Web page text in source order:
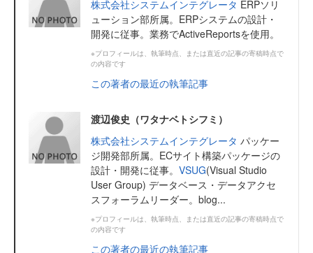
株式会社システムインテグレータ ERPソリ
ューション部所属。ERPシステムの設計・
開発に従事。業務でActiveReportsを使用。
※プロフィールは、執筆時点、または直近の記事の寄稿時点で
の内容です
この著者の最近の執筆記事
渡辺俊史（ワタナベトシフミ）
株式会社システムインテグレータ パッケー
ジ開発部所属。ECサイト構築パッケージの
設計・開発に従事。 VSUG(Visual Studio
User Group) データベース・データアクセ
スフォーラムリーダー。blog...
※プロフィールは、執筆時点、または直近の記事の寄稿時点で
の内容です
この著者の最近の執筆記事